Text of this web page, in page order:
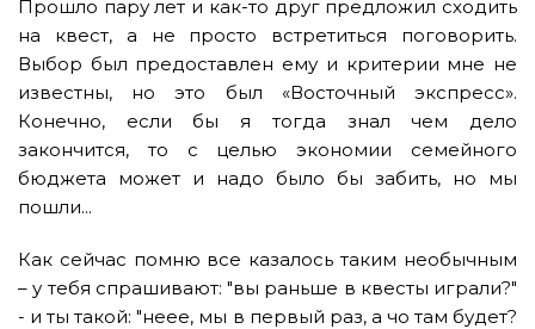
Прошло пару лет и как-то друг предложил сходить
на квест, а не просто встретиться поговорить.
Выбор был предоставлен ему и критерии мне не
известны, но это был «Восточный экспресс».
Конечно, если бы я тогда знал чем дело
закончится, то с целью экономии семейного
бюджета может и надо было бы забить, но мы
пошли...
Как сейчас помню все казалось таким необычным
– у тебя спрашивают: "вы раньше в квесты играли?"
- и ты такой: "неее, мы в первый раз, а чо там будет?